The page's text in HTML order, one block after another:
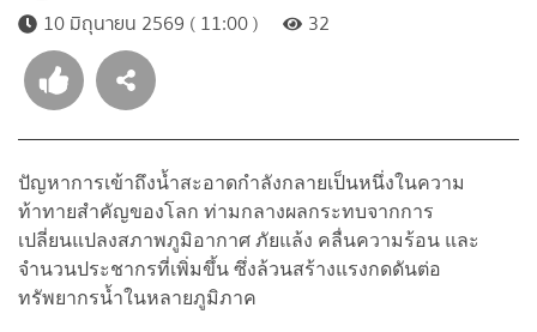
10 มิถุนายน 2569 ( 11:00 )
32
ปัญหาการเข้าถึงน้ำสะอาดกำลังกลายเป็นหนึ่งในความ
ท้าทายสำคัญของโลก ท่ามกลางผลกระทบจากการ
เปลี่ยนแปลงสภาพภูมิอากาศ ภัยแล้ง คลื่นความร้อน และ
จำนวนประชากรที่เพิ่มขึ้น ซึ่งล้วนสร้างแรงกดดันต่อ
ทรัพยากรน้ำในหลายภูมิภาค